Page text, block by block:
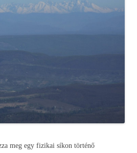
meg egy fizikai síkon történő